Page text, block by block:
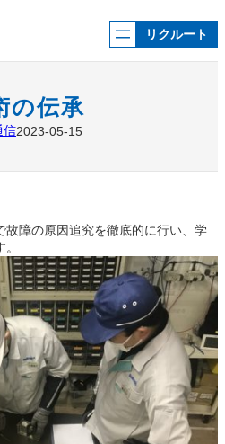
リクルート
の伝承
信2023-05-15
障の原因追究を徹底的に行い、学